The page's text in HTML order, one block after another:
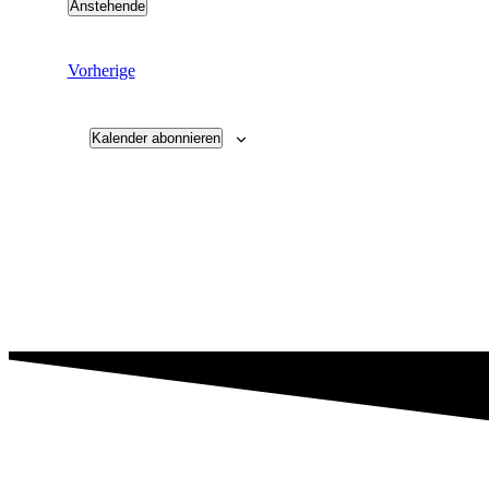
Anstehende
VorherigeVeranstaltungen
Kalender abonnieren